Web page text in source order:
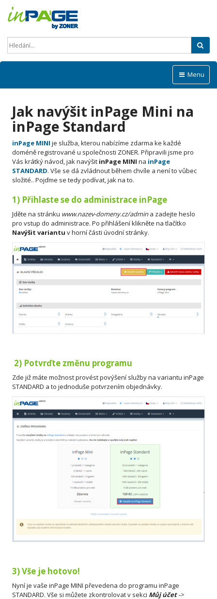
Menu
Jak navýšit inPage Mini na
inPage Standard
inPage MINI je služba, kterou nabízíme zdarma ke každé
doméně registrované u společnosti ZONER. Připravili jsme pro
Vás krátký návod, jak navýšit inPage MINI na inPage
STANDARD. Vše se dá zvládnout během chvíle a není to vůbec
složité.. Pojďme se tedy podívat, jak na to.
1) Přihlaste se do administrace inPage
Jděte na stránku www.nazev-domeny.cz/admina zadejte heslo
pro vstup do administrace. Po přihlášení klikněte na tlačítko
Navýšit variantu v horní části úvodní stránky.
2) Potvrďte změnu programu
Zde již máte možnost provést povýšení služby na variantu inPage
STANDARD a to jednoduše potvrzením objednávky.
3) Vše je hotovo!
Nyní je vaše inPage MINI převedena do programu inPage
STANDARD. Vše si můžete zkontrolovat v sekci Můj účet->